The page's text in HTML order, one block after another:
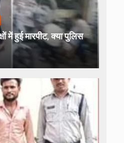
में हुई मारपीट, क्या पुलिस